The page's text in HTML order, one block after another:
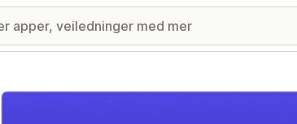
Galleri med fremhevede bilder